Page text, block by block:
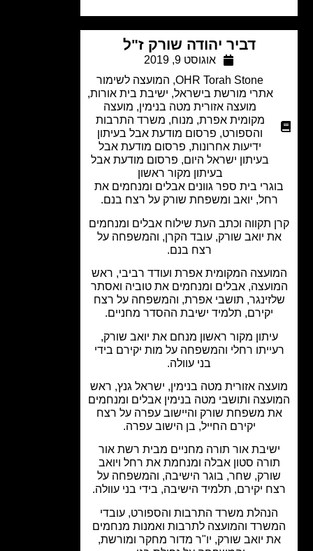
דביר יהודה שורק ז"ל
אוגוסט 9, 2019
OHR Torah Stone
,המועצה לשימור
אתרי מורשת בישראל,ישיבת בית אורות,
מועצה אזורית מטה בנימין,מועצה
מקומית אפרת, מנוח,משרד התרבות
והספורט,פרסום מודעת אבל בעיתון
ידיעות אחרונות,פרסום מודעת אבל
בעיתון ישראל היום,פרסום מודעת אבל
בעיתון מקור ראשון
בית ספר גוונים אבלים ומנחמים את
יואב ומשפחת שורק על רצח בנם.
תקווה וכתב העת שילוח אבלים ומנחמים
יואב שורק, עובד הקרן, והמשפחה על
רצח בנם.
המקומית אפרת ועודד רביבי, ראש
אבלים ומנחמים את טוביה ואסתר
תושבי אפרת, והמשפחה על רצח
יקירם, תלמיד ישיבת ההסדר מחניים.
מקור ראשון מנחם את יואב שורק,
רחלי והמשפחה על מות יקירם בידי
בני עוולה.
אזורית מטה בנימין, ישראל גנץ, ראש
ותושבי מטה בנימין אבלים ומנחמים
משפחת שורק והיישוב עפרה על רצח
יקירם החייל, בן הישוב עפרה.
אור תורה מחניים מבית רשת אור
סטון אבלה ומנחמת את רחל ויואב
שחר, בוגר הישיבה, והמשפחה על
יקירם, תלמיד הישיבה, בידי בני עוולה.
משרד התרבות והספורט, עובדי
והמועצה לתרבות ואמנות מנחמים
יואב שורק, יו"ר מדור מחקר ומורשת,